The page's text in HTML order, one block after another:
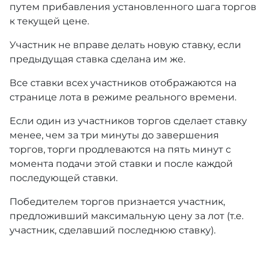
путем прибавления установленного шага торгов
к текущей цене.
Участник не вправе делать новую ставку, если
предыдущая ставка сделана им же.
Все ставки всех участников отображаются на
странице лота в режиме реального времени.
Если один из участников торгов сделает ставку
менее, чем за три минуты до завершения
торгов, торги продлеваются на пять минут с
момента подачи этой ставки и после каждой
последующей ставки.
Победителем торгов признается участник,
предложивший максимальную цену за лот (т.е.
участник, сделавший последнюю ставку).